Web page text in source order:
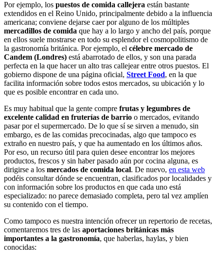
Por ejemplo, los puestos de comida callejera están bastante
extendidos en el Reino Unido, principalmente debido a la influencia
americana; conviene dejarse caer por alguno de los múltiples
mercadillos de comida que hay a lo largo y ancho del país, porque
en ellos suele mostrarse en todo su esplendor el cosmopolitismo de
la gastronomía británica. Por ejemplo, el célebre mercado de
Candem (Londres) está abarrotado de ellos, y son una parada
perfecta en la que hacer un alto tras callejear entre otros puestos. El
gobierno dispone de una página oficial, Street Food, en la que
facilita información sobre todos estos mercados, su ubicación y lo
que es posible encontrar en cada uno.
Es muy habitual que la gente compre frutas y legumbres de
excelente calidad en fruterías de barrio o mercados, evitando
pasar por el supermercado. De lo que sí se sirven a menudo, sin
embargo, es de las comidas precocinadas, algo que tampoco es
extraño en nuestro país, y que ha aumentado en los últimos años.
Por eso, un recurso útil para quien desee encontrar los mejores
productos, frescos y sin haber pasado aún por cocina alguna, es
dirigirse a los mercados de comida local. De nuevo, en esta web
podéis consultar dónde se encuentran, clasificados por localidades y
con información sobre los productos en que cada uno está
especializado: no parece demasiado completa, pero tal vez amplíen
su contenido con el tiempo.
Como tampoco es nuestra intención ofrecer un repertorio de recetas,
comentaremos tres de las aportaciones británicas más
importantes a la gastronomía, que haberlas, haylas, y bien
conocidas: